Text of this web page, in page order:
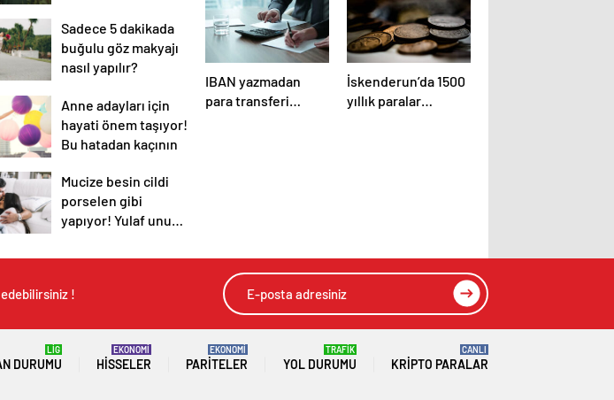
başlık.
Sadece 5 dakikada
buğulu göz makyajı
nasıl yapılır?
Anne adayları için
hayati önem taşıyor!
Bu hatadan kaçının
Mucize besin cildi
porselen gibi
yapıyor! Yulaf unu
IBAN yazmadan
para transferi
İskenderun’da 1500
yıllık paralar
!
DURUMU
LİG
HISSELER
EKONOMİ
PARITELER
EKONOMİ
YOL DURUMU
TRAFİK
KRIPTO PARALAR
CANLI